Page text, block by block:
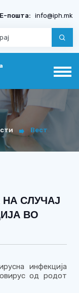
Е-пошта: info@iph.mk
Вест
СЛУЧАЈ
ВО
инфекција
од родот